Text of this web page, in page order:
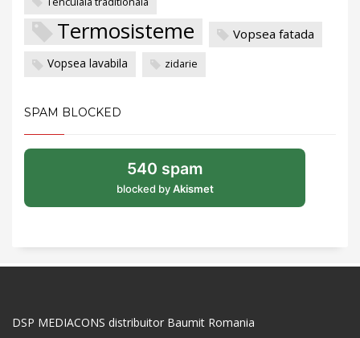
Termosisteme Vopsea fatada
Vopsea lavabila zidarie
SPAM BLOCKED
540 spam
blocked byAkismet
DSP MEDIACONS distribuitor Baumit Romania